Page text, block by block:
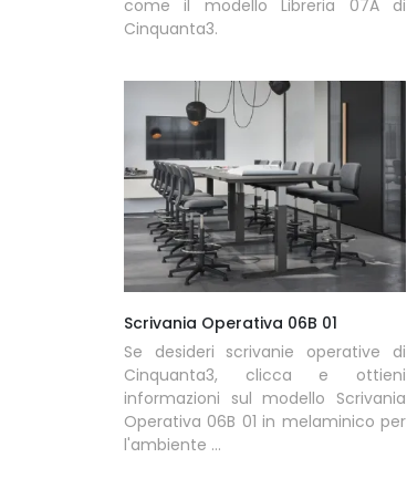
come il modello Libreria 07A di
Cinquanta3.
Scrivania Operativa 06B 01
Se desideri scrivanie operative di
Cinquanta3, clicca e ottieni
informazioni sul modello Scrivania
Operativa 06B 01 in melaminico per
l'ambiente ...